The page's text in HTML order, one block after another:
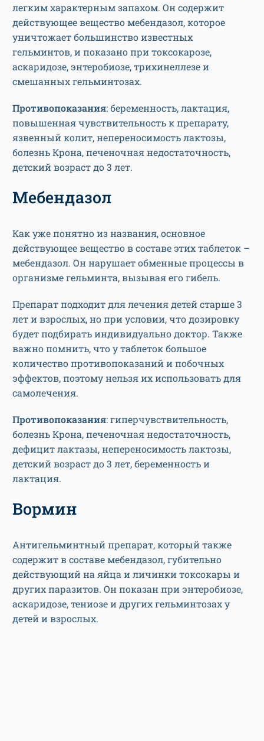
легким характерным запахом. Он содержит
действующее вещество мебендазол, которое
уничтожает большинство известных
гельминтов, и показано при токсокарозе,
аскаридозе, энтеробиозе, трихинеллезе и
смешанных гельминтозах.
Противопоказания: беременность, лактация,
повышенная чувствительность к препарату,
язвенный колит, непереносимость лактозы,
болезнь Крона, печеночная недостаточность,
детский возраст до 3 лет.
Мебендазол
Как уже понятно из названия, основное
действующее вещество в составе этих таблеток –
мебендазол. Он нарушает обменные процессы в
организме гельминта, вызывая его гибель.
Препарат подходит для лечения детей старше 3
лет и взрослых, но при условии, что дозировку
будет подбирать индивидуально доктор. Также
важно помнить, что у таблеток большое
количество противопоказаний и побочных
эффектов, поэтому нельзя их использовать для
самолечения.
Противопоказания: гиперчувствительность,
болезнь Крона, печеночная недостаточность,
дефицит лактазы, непереносимость лактозы,
детский возраст до 3 лет, беременность и
лактация.
Вормин
Антигельминтный препарат, который также
содержит в составе мебендазол, губительно
действующий на яйца и личинки токсокары и
других паразитов. Он показан при энтеробиозе,
аскаридозе, тениозе и других гельминтозах у
детей и взрослых.